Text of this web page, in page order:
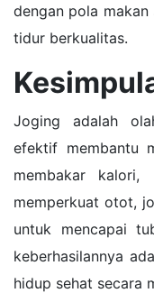
dengan pola
tidur berkualitas.
Joging adalah
efektif membantu
membakar kalori,
memperkuat otot,
untuk mencapai
keberhasilannya
hidup sehat secara